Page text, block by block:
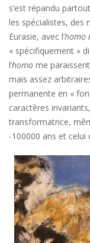
s’est répandu
les spécialistes, des
Eurasie, avec l’homo
« spécifiquement »
l’homo me
mais assez
permanente en «
caractères
transformatrice,
-100000 ans et celui